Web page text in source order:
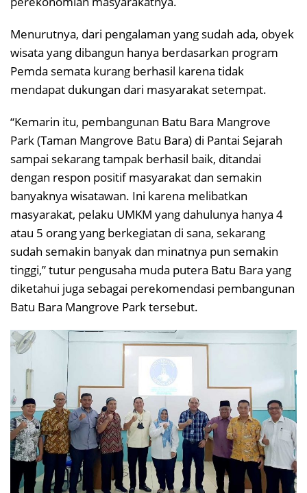
Menurutnya, dari pengalaman yang sudah ada, obyek
wisata yang dibangun hanya berdasarkan program
Pemda semata kurang berhasil karena tidak
mendapat dukungan dari masyarakat setempat.
“Kemarin itu, pembangunan Batu Bara Mangrove
Park (Taman Mangrove Batu Bara) di Pantai Sejarah
sampai sekarang tampak berhasil baik, ditandai
dengan respon positif masyarakat dan semakin
banyaknya wisatawan. Ini karena melibatkan
masyarakat, pelaku UMKM yang dahulunya hanya 4
atau 5 orang yang berkegiatan di sana, sekarang
sudah semakin banyak dan minatnya pun semakin
tinggi,” tutur pengusaha muda putera Batu Bara yang
diketahui juga sebagai perekomendasi pembangunan
Batu Bara Mangrove Park tersebut.